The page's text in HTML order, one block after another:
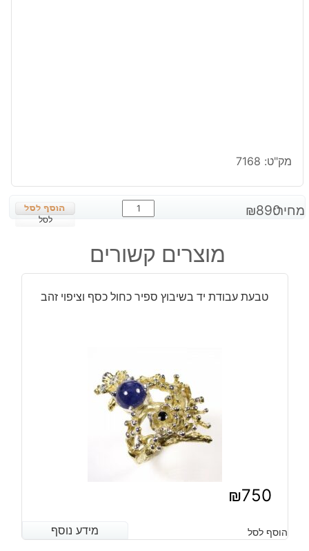
מק"ט: 7168
מחיר: ₪890
כמות
של
עבודת
יד
טופז
ציפוי
זהב
ורודיום
שחור
לסל
מוצרים קשורים
טבעת עבודת יד בשיבוץ ספיר כחול כסף וציפוי זהב
₪750
מידע נוסף הוסף לסל מידע נוסף